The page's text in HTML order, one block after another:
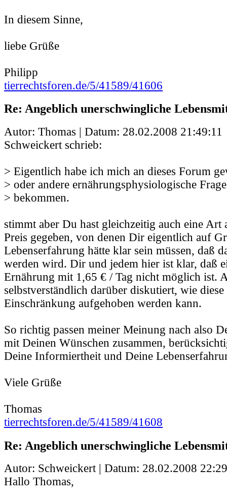
In diesem Sinne,
liebe Grüße
Philipp
tierrechtsforen.de/5/41589/41606
Re: Angeblich unerschwingliche
Autor: Thomas | Datum: 28.02.2008 21:49:11
Schweickert schrieb:
> Eigentlich habe ich mich an dieses Forum
> oder andere ernährungsphysiologische
> bekommen.
stimmt aber Du hast gleichzeitig auch eine
Preis gegeben, von denen Dir eigentlich auf
Lebenserfahrung hätte klar sein müssen, daß
werden wird. Dir und jedem hier ist klar, daß
Ernährung mit 1,65 € / Tag nicht möglich ist.
selbstverständlich darüber diskutiert, wie
Einschränkung aufgehoben werden kann.
So richtig passen meiner Meinung nach also
mit Deinen Wünschen zusammen,
Deine Informiertheit und Deine
Viele Grüße
Thomas
tierrechtsforen.de/5/41589/41608
Re: Angeblich unerschwingliche
Autor: Schweickert | Datum: 28.02.2008
Hallo Thomas,